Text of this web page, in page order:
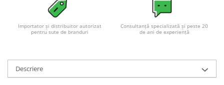
Importator și distribuitor autorizat
pentru sute de branduri
Consultanță specializată și peste 20
de ani de experiență
Descriere